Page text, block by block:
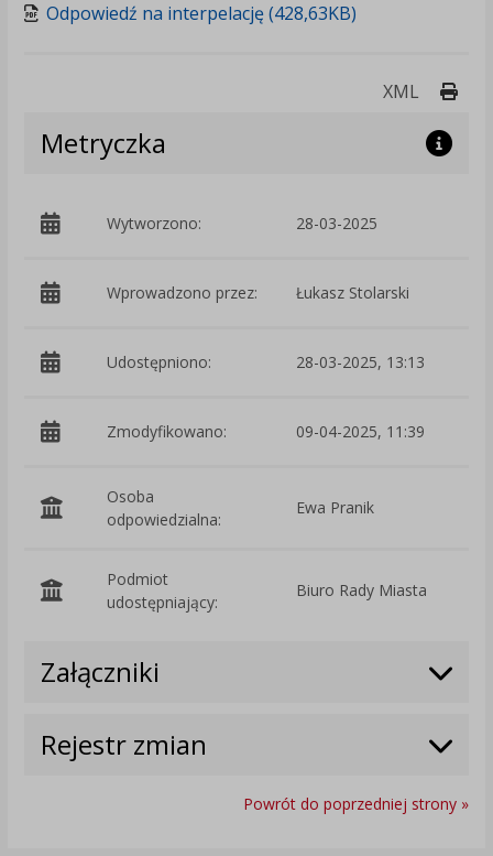
Odpowiedź na interpelację (428,63KB)
XML
Metryczka
Wytworzono: 28-03-2025
Wprowadzono przez: Łukasz Stolarski
Udostępniono: 28-03-2025, 13:13
Zmodyfikowano: 09-04-2025, 11:39
Osoba
odpowiedzialna:
Ewa Pranik
Podmiot
udostępniający:
Biuro Rady Miasta
Załączniki
Rejestr zmian
Powrót do poprzedniej strony »